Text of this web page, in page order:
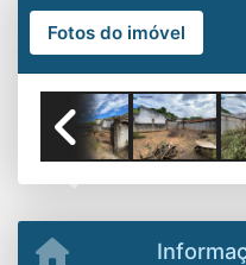
Fotos do imóvel
Previous